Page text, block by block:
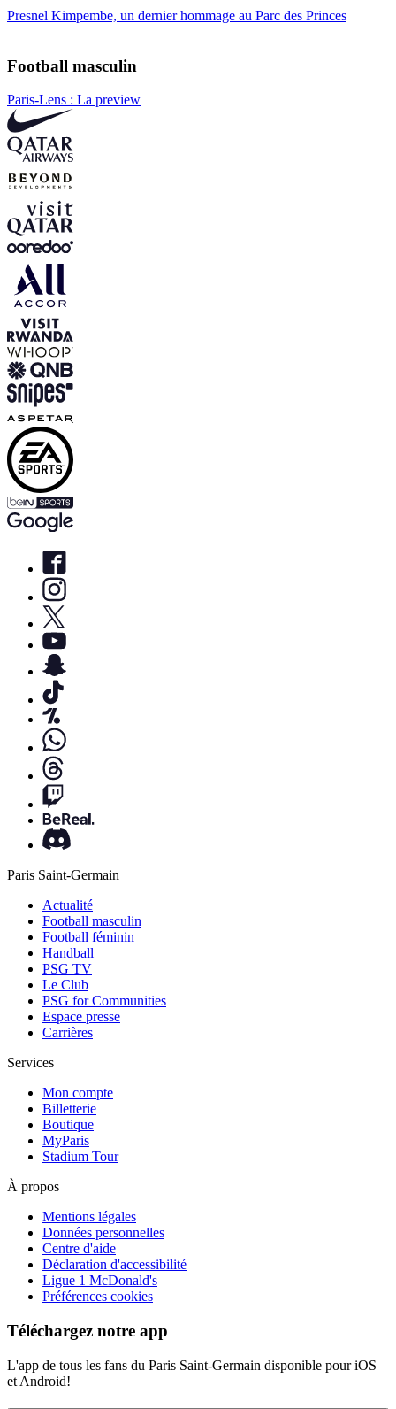
Presnel Kimpembe, un dernier hommage au Parc des Princes
Football masculin
Paris-Lens : La preview
Paris Saint-Germain
Actualité
Football masculin
Football féminin
Handball
PSG TV
Le Club
PSG for Communities
Espace presse
Carrières
Services
Mon compte
Billetterie
Boutique
MyParis
Stadium Tour
À propos
Mentions légales
Données personnelles
Centre d'aide
Déclaration d'accessibilité
Ligue 1 McDonald's
Préférences cookies
Téléchargez notre app
L'app de tous les fans du Paris Saint-Germain disponible pour iOS
et Android!